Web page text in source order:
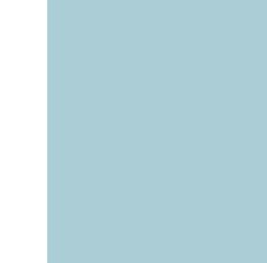
LA RIQUEZA
DIFERENCIAS
ESTRATEGIAS
FUNCIÓN DEL
¿CÓMO